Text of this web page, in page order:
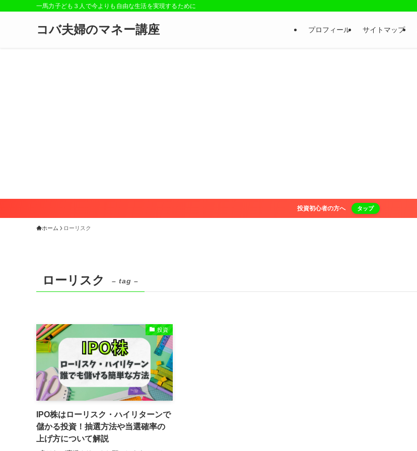
一馬力子ども３人で今よりも自由な生活を実現するために
コバ夫婦のマネー講座 プロフィール サイトマップ
投資初心者の方へ タップ
ホーム ローリスク
ローリスク – tag –
投資
IPO株はローリスク・ハイリターンで
儲かる投資！抽選方法や当選確率の
上げ方について解説